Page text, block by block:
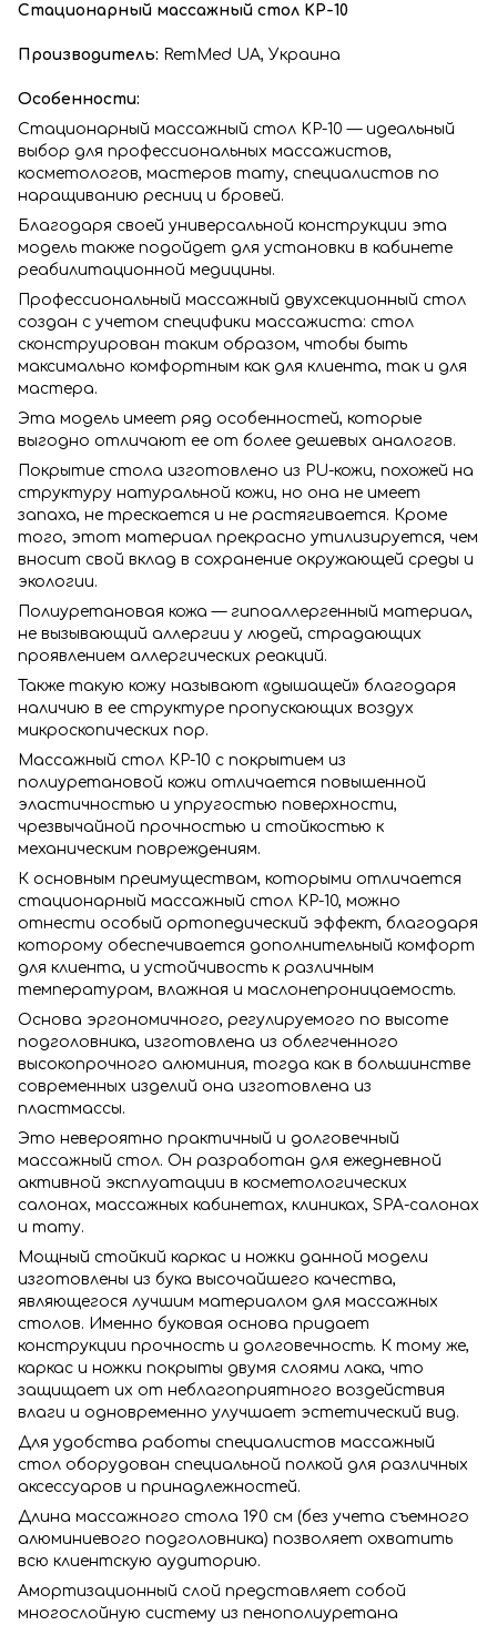
Стационарный массажный стол KP-10
Производитель: RemMed UA, Украина
Особенности:
Стационарный массажный стол KP-10 — идеальный
выбор для профессиональных массажистов,
косметологов, мастеров тату, специалистов по
наращиванию ресниц и бровей.
Благодаря своей универсальной конструкции эта
модель также подойдет для установки в кабинете
реабилитационной медицины.
Профессиональный массажный двухсекционный стол
создан с учетом специфики массажиста: стол
сконструирован таким образом, чтобы быть
максимально комфортным как для клиента, так и для
мастера.
Эта модель имеет ряд особенностей, которые
выгодно отличают ее от более дешевых аналогов.
Покрытие стола изготовлено из PU-кожи, похожей на
структуру натуральной кожи, но она не имеет
запаха, не трескается и не растягивается. Кроме
того, этот материал прекрасно утилизируется, чем
вносит свой вклад в сохранение окружающей среды и
экологии.
Полиуретановая кожа — гипоаллергенный материал,
не вызывающий аллергии у людей, страдающих
проявлением аллергических реакций.
Также такую кожу называют «дышащей» благодаря
наличию в ее структуре пропускающих воздух
микроскопических пор.
Массажный стол КР-10 с покрытием из
полиуретановой кожи отличается повышенной
эластичностью и упругостью поверхности,
чрезвычайной прочностью и стойкостью к
механическим повреждениям.
К основным преимуществам, которыми отличается
стационарный массажный стол КР-10, можно
отнести особый ортопедический эффект, благодаря
которому обеспечивается дополнительный комфорт
для клиента, и устойчивость к различным
температурам, влажная и маслонепроницаемость.
Основа эргономичного, регулируемого по высоте
подголовника, изготовлена из облегченного
высокопрочного алюминия, тогда как в большинстве
современных изделий она изготовлена из
пластмассы.
Это невероятно практичный и долговечный
массажный стол. Он разработан для ежедневной
активной эксплуатации в косметологических
салонах, массажных кабинетах, клиниках, SPA-салонах
и тату.
Мощный стойкий каркас и ножки данной модели
изготовлены из бука высочайшего качества,
являющегося лучшим материалом для массажных
столов. Именно буковая основа придает
конструкции прочность и долговечность. К тому же,
каркас и ножки покрыты двумя слоями лака, что
защищает их от неблагоприятного воздействия
влаги и одновременно улучшает эстетический вид.
Для удобства работы специалистов массажный
стол оборудован специальной полкой для различных
аксессуаров и принадлежностей.
Длина массажного стола 190 см (без учета съемного
алюминиевого подголовника) позволяет охватить
всю клиентскую аудиторию.
Амортизационный слой представляет собой
многослойную систему из пенополиуретана